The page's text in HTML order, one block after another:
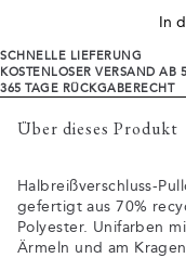
In
SCHNELLE LIEFERUNG
KOSTENLOSER VERSAND AB
365 TAGE RÜCKGABERECHT
Über dieses Produkt
Halbreißverschluss-
gefertigt aus 70%
Polyester. Unifarben
Ärmeln und am